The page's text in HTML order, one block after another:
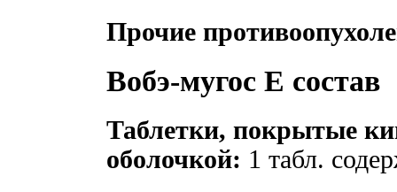
Прочие
Вобэ-мугос Е состав
Таблетки, покрытые
оболочкой: 1 табл.